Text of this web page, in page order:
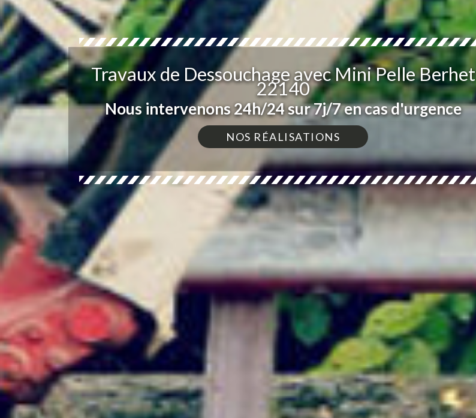
Travaux de Dessouchage avec Mini Pelle Berhet
22140
Nous intervenons 24h/24 sur 7j/7 en cas d'urgence
NOS RÉALISATIONS